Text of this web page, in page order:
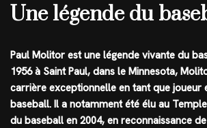
Une légende du
Paul Molitor est une légende vivante du
1956 à Saint Paul, dans le Minnesota,
carrière exceptionnelle en tant que joueur
baseball. Il a notamment été élu au
du baseball en 2004, en reconnaissance